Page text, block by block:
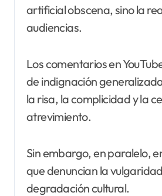
artificial obscena, sino la
audiencias.
Los comentarios en
de indignación
la risa, la complicidad y la
atrevimiento.
Sin embargo, en paralelo,
que denuncian la
degradación cultural.